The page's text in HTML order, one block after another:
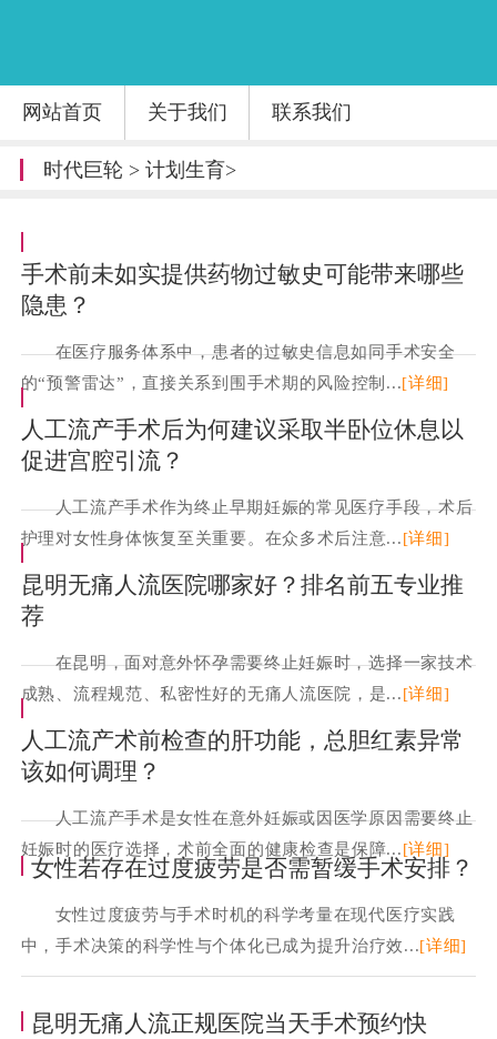
网站首页 关于我们 联系我们
时代巨轮 > 计划生育>
手术前未如实提供药物过敏史可能带来哪些
隐患？
在医疗服务体系中，患者的过敏史信息如同手术安全
的“预警雷达”，直接关系到围手术期的风险控制...[详细]
人工流产手术后为何建议采取半卧位休息以
促进宫腔引流？
人工流产手术作为终止早期妊娠的常见医疗手段，术后
护理对女性身体恢复至关重要。在众多术后注意...[详细]
昆明无痛人流医院哪家好？排名前五专业推
荐
在昆明，面对意外怀孕需要终止妊娠时，选择一家技术
成熟、流程规范、私密性好的无痛人流医院，是...[详细]
人工流产术前检查的肝功能，总胆红素异常
该如何调理？
人工流产手术是女性在意外妊娠或因医学原因需要终止
妊娠时的医疗选择，术前全面的健康检查是保障...[详细]
女性若存在过度疲劳是否需暂缓手术安排？
女性过度疲劳与手术时机的科学考量在现代医疗实践
中，手术决策的科学性与个体化已成为提升治疗效...[详细]
昆明无痛人流正规医院当天手术预约快